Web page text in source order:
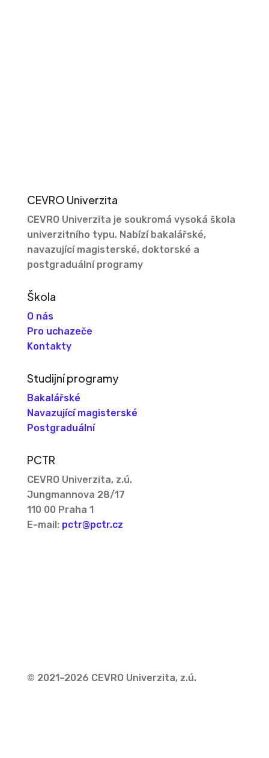
CEVRO Univerzita
CEVRO Univerzita je soukromá vysoká škola
univerzitního typu. Nabízí bakalářské,
navazující magisterské, doktorské a
postgraduální programy
Škola
O nás
Pro uchazeče
Kontakty
Studijní programy
Bakalářské
Navazující magisterské
Postgraduální
PCTR
CEVRO Univerzita, z.ú.
Jungmannova 28/17
110 00 Praha 1
E-mail: pctr@pctr.cz
© 2021–2026 CEVRO Univerzita, z.ú.